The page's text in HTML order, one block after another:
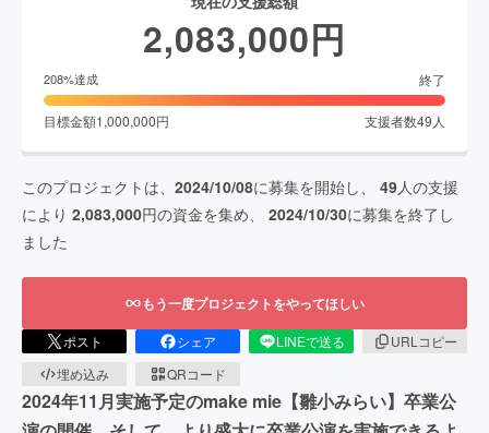
2,083,000円
208%達成 終了
目標金額1,000,000円 支援者数49 人
このプロジェクトは、 2024/10/08に募集を開始し、 49人の支援
により 2,083,000円の資金を集め、 2024/10/30に募集を終了し
ました
もう一度プロジェクトをやってほしい
ポスト シェア LINEで送る
URLコピー
埋め込み
QRコード
2024年11月実施予定のmake mie【雛小みらい】卒業公